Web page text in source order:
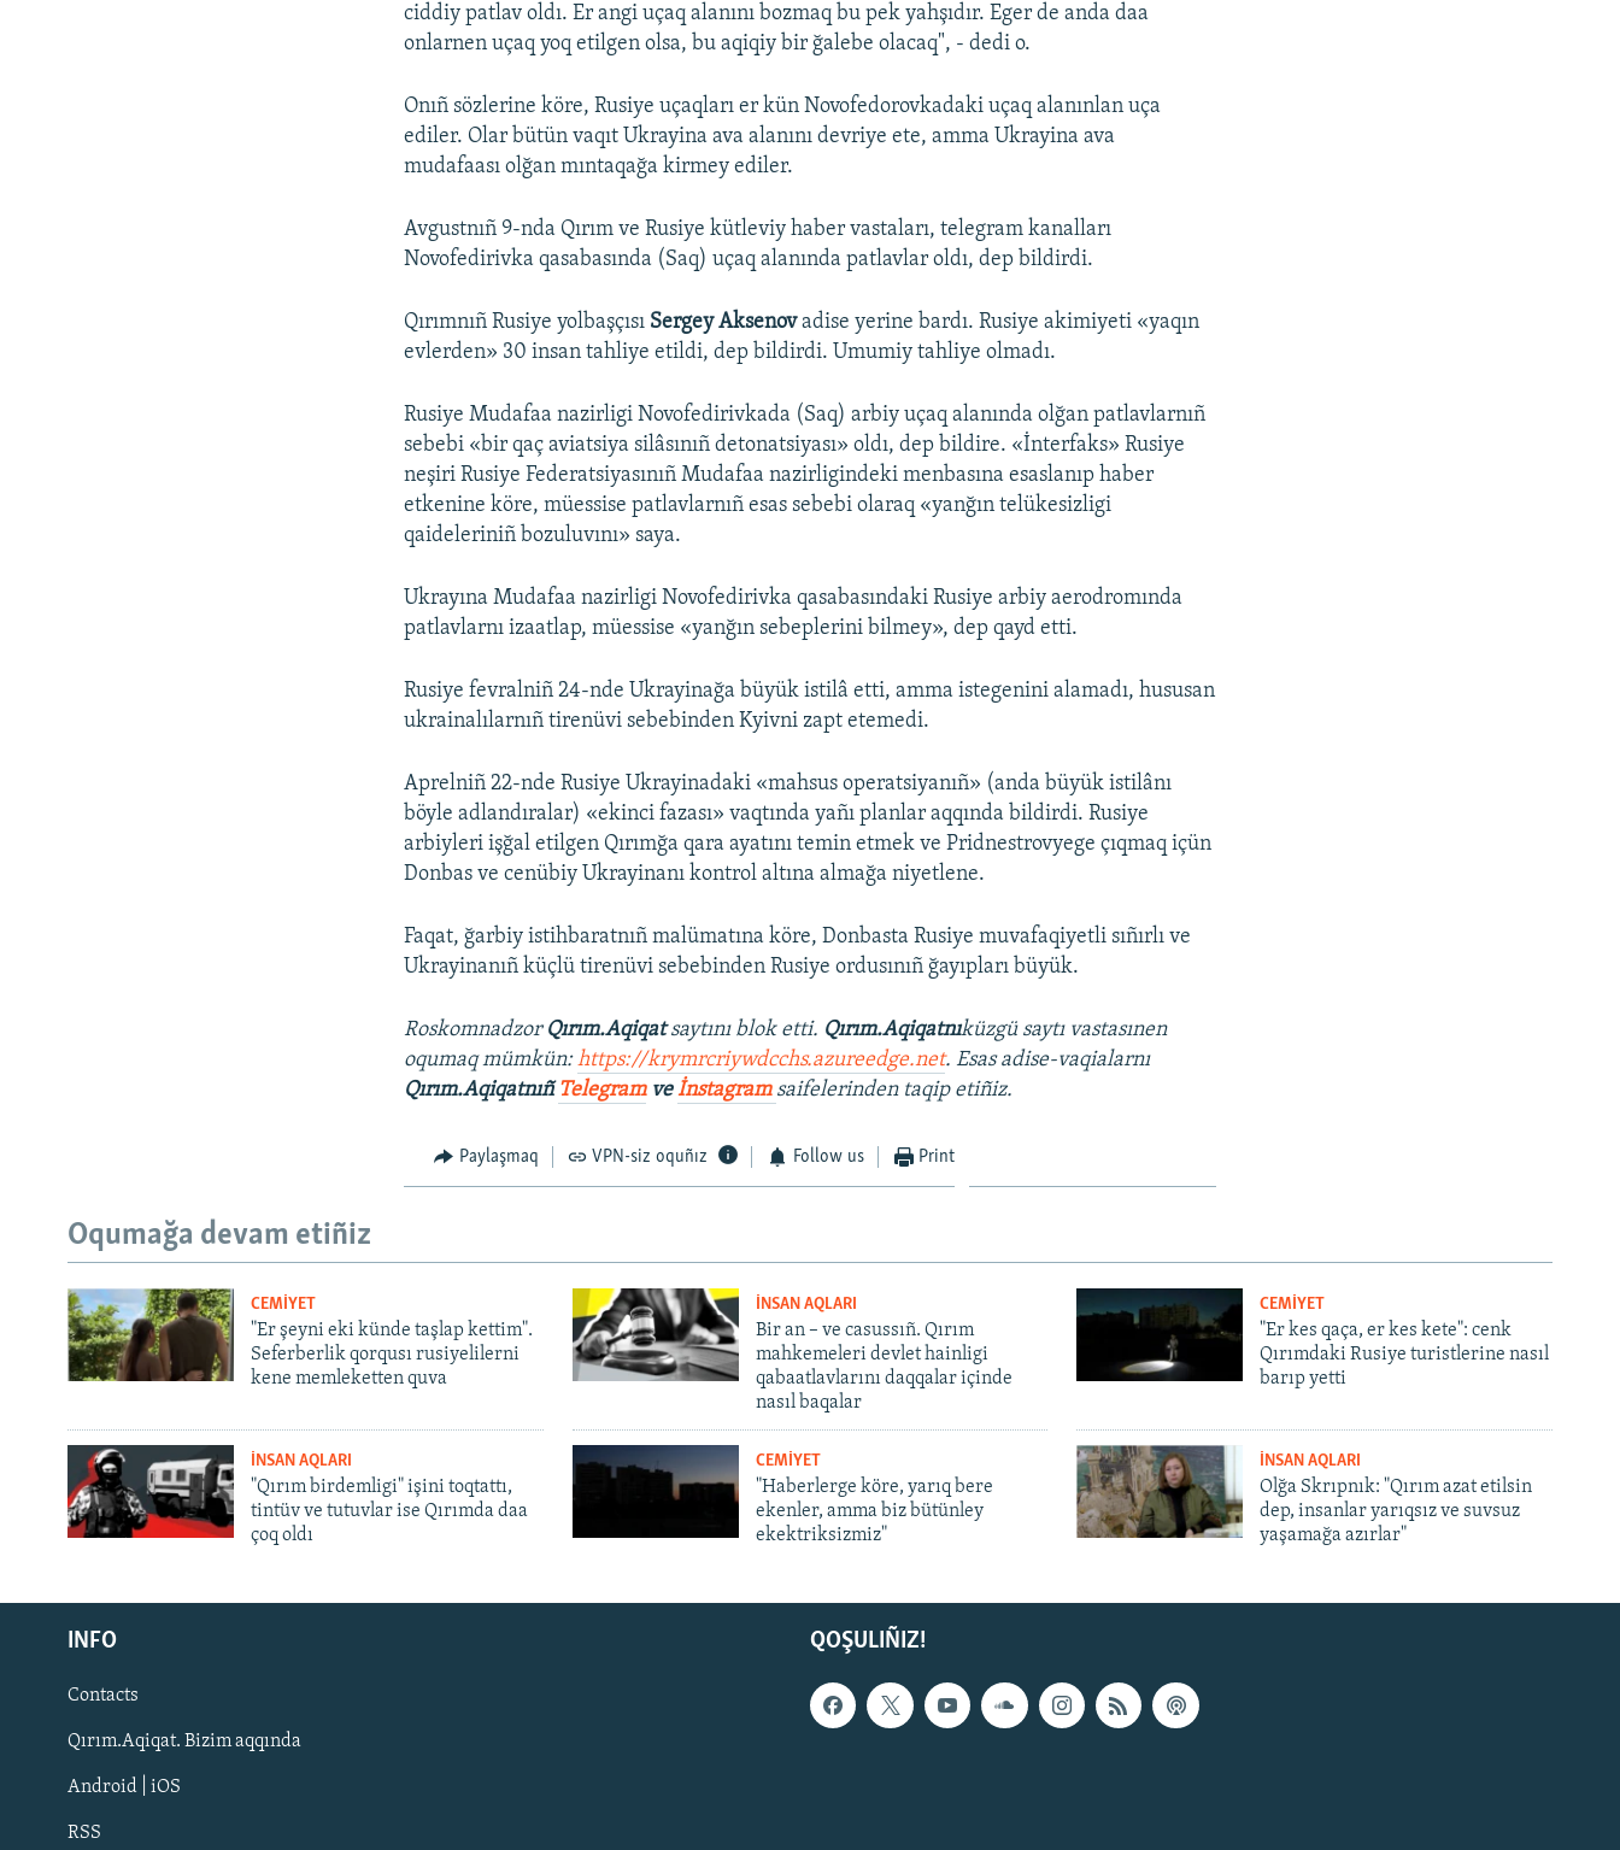
Русский
Українською
QOŞULIÑIZ!
ciddiy patlav oldı. Er angi uçaq alanını bozmaq bu pek yahşıdır. Eger de anda daa
onlarnen uçaq yoq etilgen olsa, bu aqiqiy bir ğalebe olacaq", - dedi o.
Onıñ sözlerine köre, Rusiye uçaqları er kün Novofedorovkadaki uçaq alanınlan uça
ediler. Olar bütün vaqıt Ukrayina ava alanını devriye ete, amma Ukrayina ava
mudafaası olğan mıntaqağa kirmey ediler.
Avgustnıñ 9-nda Qırım ve Rusiye kütleviy haber vastaları, telegram kanalları
Novofedirivka qasabasında (Saq) uçaq alanında patlavlar oldı, dep bildirdi.
Qırımnıñ Rusiye yolbaşçısı Sergey Aksenovadise yerine bardı. Rusiye akimiyeti «yaqın
evlerden» 30 insan tahliye etildi, dep bildirdi. Umumiy tahliye olmadı.
Rusiye Mudafaa nazirligi Novofedirivkada (Saq) arbiy uçaq alanında olğan patlavlarnıñ
sebebi «bir qaç aviatsiya silâsınıñ detonatsiyası» oldı, dep bildire. «İnterfaks» Rusiye
neşiri Rusiye Federatsiyasınıñ Mudafaa nazirligindeki menbasına esaslanıp haber
etkenine köre, müessise patlavlarnıñ esas sebebi olaraq «yanğın telükesizligi
qaideleriniñ bozuluvını» saya.
Ukrayına Mudafaa nazirligi Novofedirivka qasabasındaki Rusiye arbiy aerodromında
patlavlarnı izaatlap, müessise «yanğın sebeplerini bilmey», dep qayd etti.
Rusiye fevralniñ 24-nde Ukrayinağa büyük istilâ etti, amma istegenini alamadı, hususan
ukrainalılarnıñ tirenüvi sebebinden Kyivni zapt etemedi.
Aprelniñ 22-nde Rusiye Ukrayinadaki «mahsus operatsiyanıñ» (anda büyük istilânı
böyle adlandıralar) «ekinci fazası» vaqtında yañı planlar aqqında bildirdi. Rusiye
arbiyleri işğal etilgen Qırımğa qara ayatını temin etmek ve Pridnestrovyege çıqmaq içün
Donbas ve cenübiy Ukrayinanı kontrol altına almağa niyetlene.
Faqat, ğarbiy istihbaratnıñ malümatına köre, Donbasta Rusiye muvafaqiyetli sıñırlı ve
Ukrayinanıñ küçlü tirenüvi sebebinden Rusiye ordusınıñ ğayıpları büyük.
Roskomnadzor Qırım.Aqiqatsaytını blok etti. Qırım.Aqiqatnıküzgü saytı vastasınen
oqumaq mümkün:https://krymrcriywdcchs.azureedge.net. Esas adise-vaqialarnı
Qırım.AqiqatnıñTelegramveİnstagram saifelerinden taqip etiñiz.
Paylaşmaq VPN-siz oquñız Follow us Print
Oqumağa devam etiñiz
CEMİYET
"Er şeyni eki künde taşlap kettim".
Seferberlik qorqusı rusiyelilerni
kene memleketten quva
İNSAN AQLARI
Bir an – ve casussıñ. Qırım
mahkemeleri devlet hainligi
qabaatlavlarını daqqalar içinde
nasıl baqalar
CEMİYET
"Er kes qaça, er kes kete": cenk
Qırımdaki Rusiye turistlerine nasıl
barıp yetti
İNSAN AQLARI
"Qırım birdemligi" işini toqtattı,
tintüv ve tutuvlar ise Qırımda daa
çoq oldı
CEMİYET
"Haberlerge köre, yarıq bere
ekenler, amma biz bütünley
ekektriksizmiz"
İNSAN AQLARI
Olğa Skrıpnık: "Qırım azat etilsin
dep, insanlar yarıqsız ve suvsuz
yaşamağa azırlar"
QOŞULIÑIZ!
INFO
Contacts
Qırım.Aqiqat. Bizim aqqında
Android | iOS
RSS